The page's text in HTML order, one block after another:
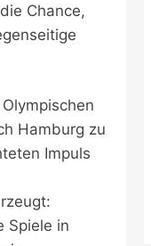
Chance,
Hamburg zu
Impuls
Spiele in